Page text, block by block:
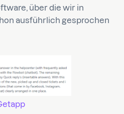
über die wir in
ausführlich gesprochen